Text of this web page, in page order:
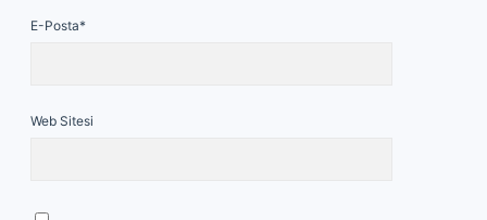
E-Posta*
Web Sitesi